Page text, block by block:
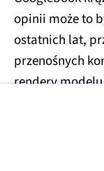
opinii może to
ostatnich lat,
przenośnych
rendery